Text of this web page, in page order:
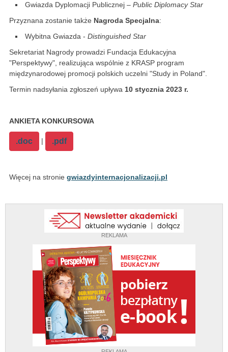
REKLAMA
Gwiazda Dyplomacji Publicznej – Public Diplomacy Star
Przyznana zostanie także Nagroda Specjalna:
Wybitna Gwiazda - Distinguished Star
Sekretariat Nagrody prowadzi Fundacja Edukacyjna
"Perspektywy", realizująca wspólnie z KRASP program
międzynarodowej promocji polskich uczelni "Study in Poland".
Termin nadsyłania zgłoszeń upływa 10 stycznia 2023 r.
ANKIETA KONKURSOWA
.doc | .pdf
Więcej na stronie gwiazdyinternacjonalizacji.pl